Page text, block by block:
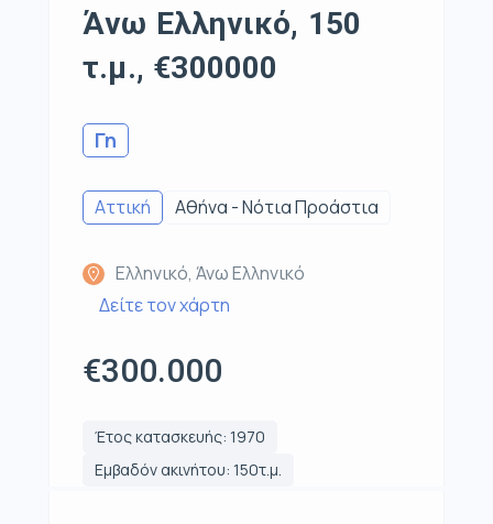
Άνω Ελληνικό, 150
τ.μ., €300000
Γη
Αττική Αθήνα - Νότια Προάστια
Ελληνικό, Άνω Ελληνικό
Δείτε τον χάρτη
€300.000
Έτος κατασκευής: 1970
Εμβαδόν ακινήτου: 150τ.μ.